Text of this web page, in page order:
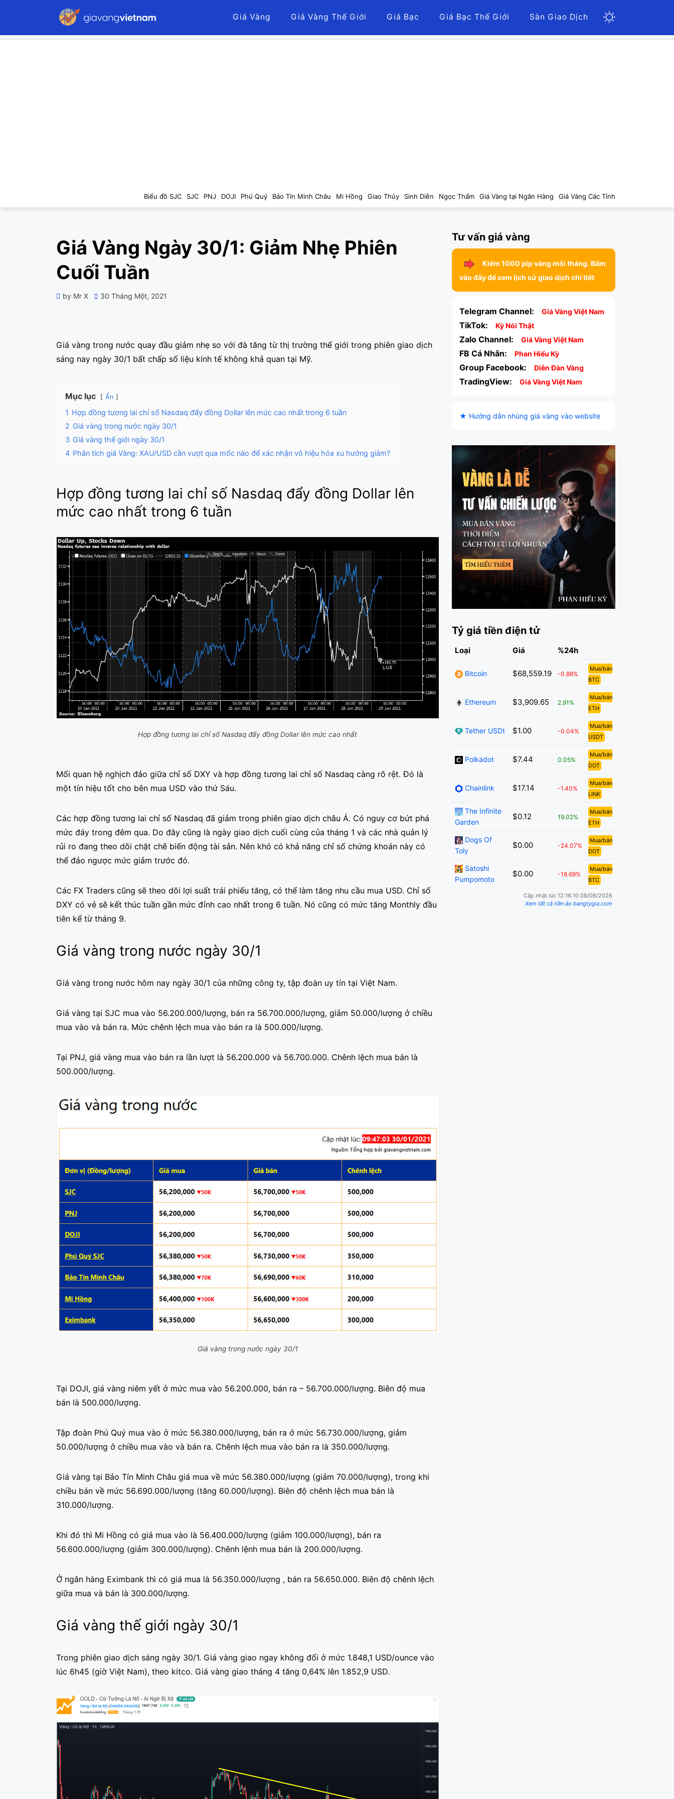
Giá Vàng Giá Vàng Thế Giới Giá Bạc Giá Bạc Thế Giới Sàn Giao Dịch
Biểu đồ SJC SJC PNJ DOJI Phú Quý Bảo Tín Minh Châu Mi Hồng Giao Thủy Sinh Diễn Ngọc Thẩm Giá Vàng tại Ngân Hàng Giá Vàng Các Tỉnh
Giá Vàng Ngày 30/1: Giảm Nhẹ Phiên
Cuối Tuần
by Mr X
Posted
30 Tháng Một, 2021
Giá vàng trong nước quay đầu giảm nhẹ so với đà tăng từ thị trường thế giới trong phiên giao dịch
sáng nay ngày 30/1 bất chấp số liệu kinh tế không khả quan tại Mỹ.
Mục lục Ẩn
1 Hợp đồng tương lai chỉ số Nasdaq đẩy đồng Dollar lên mức cao nhất trong 6 tuần
2 Giá vàng trong nước ngày 30/1
3 Giá vàng thế giới ngày 30/1
4 Phân tích giá Vàng: XAU/USD cần vượt qua mốc nào để xác nhận vô hiệu hóa xu hướng giảm?
Hợp đồng tương lai chỉ số Nasdaq đẩy đồng Dollar lên
mức cao nhất trong 6 tuần
Hợp đồng tương lai chỉ số Nasdaq đẩy đồng Dollar lên mức cao nhất
Mối quan hệ nghịch đảo giữa chỉ số DXY và hợp đồng tương lai chỉ số Nasdaq càng rõ rệt. Đó là
một tín hiệu tốt cho bên mua USD vào thứ Sáu.
Các hợp đồng tương lai chỉ số Nasdaq đã giảm trong phiên giao dịch châu Á. Có nguy cơ bứt phá
mức đáy trong đêm qua. Do đây cũng là ngày giao dịch cuối cùng của tháng 1 và các nhà quản lý
rủi ro đang theo dõi chặt chẽ biến động tài sản. Nên khó có khả năng chỉ số chứng khoán này có
thể đảo ngược mức giảm trước đó.
Các FX Traders cũng sẽ theo dõi lợi suất trái phiếu tăng, có thể làm tăng nhu cầu mua USD. Chỉ số
DXY có vẻ sẽ kết thúc tuần gần mức đỉnh cao nhất trong 6 tuần. Nó cũng có mức tăng Monthly đầu
tiên kể từ tháng 9.
Giá vàng trong nước ngày 30/1
Giá vàng trong nước hôm nay ngày 30/1 của những công ty, tập đoàn uy tín tại Việt Nam.
Giá vàng tại SJC mua vào 56.200.000/lượng, bán ra 56.700.000/lượng, giảm 50.000/lượng ở chiều
mua vào và bán ra. Mức chênh lệch mua vào bán ra là 500.000/lượng.
Tại PNJ, giá vàng mua vào bán ra lần lượt là 56.200.000 và 56.700.000. Chênh lệch mua bán là
500.000/lượng.
Giá vàng trong nước ngày 30/1
Tại DOJI, giá vàng niêm yết ở mức mua vào 56.200.000, bán ra – 56.700.000/lượng. Biên độ mua
bán là 500.000/lượng.
Tập đoàn Phú Quý mua vào ở mức 56.380.000/lượng, bán ra ở mức 56.730.000/lượng, giảm
50.000/lượng ở chiều mua vào và bán ra. Chênh lệch mua vào bán ra là 350.000/lượng.
Giá vàng tại Bảo Tín Minh Châu giá mua về mức 56.380.000/lượng (giảm 70.000/lượng), trong khi
chiều bán về mức 56.690.000/lượng (tăng 60.000/lượng). Biên độ chênh lệch mua bán là
310.000/lượng.
Khi đó thì Mi Hồng có giá mua vào là 56.400.000/lượng (giảm 100.000/lượng), bán ra
56.600.000/lượng (giảm 300.000/lượng). Chênh lệnh mua bán là 200.000/lượng.
Ở ngân hàng Eximbank thì có giá mua là 56.350.000/lượng , bán ra 56.650.000. Biên độ chênh lệch
giữa mua và bán là 300.000/lượng.
Giá vàng thế giới ngày 30/1
Trong phiên giao dịch sáng ngày 30/1. Giá vàng giao ngay không đổi ở mức 1.848,1 USD/ounce vào
lúc 6h45 (giờ Việt Nam), theo kitco. Giá vàng giao tháng 4 tăng 0,64% lên 1.852,9 USD.
Tư vấn giá vàng
Kiếm 1000 pip vàng mỗi tháng. Bấm
vào đây để xem lịch sử giao dịch chi tiết
Telegram Channel: Giá Vàng Việt Nam
TikTok: Kỳ Nói Thật
Zalo Channel: Giá Vàng Việt Nam
FB Cá Nhân: Phan Hiếu Kỳ
Group Facebook: Diễn Đàn Vàng
TradingView: Giá Vàng Việt Nam
★ Hướng dẫn nhúng giá vàng vào website
Tỷ giá tiền điện tử
Loại Giá %24h
Bitcoin $68,559.19 -0.88%
Mua/bán
BTC
Ethereum $3,909.65 2.91%
Mua/bán
ETH
Tether USDt $1.00 -0.04%
Mua/bán
USDT
Polkadot $7.44 0.05%
Mua/bán
DOT
Chainlink $17.14 -1.40%
Mua/bán
LINK
The Infinite
Garden
$0.12 19.02%
Mua/bán
ETH
Dogs Of
Toly
$0.00 -24.07%
Mua/bán
DOT
Satoshi
Pumpomoto
$0.00 -18.69%
Mua/bán
BTC
Cập nhật lúc 12:16:10 08/08/2026
Xem tất cả tiền ảo bangtygia.com